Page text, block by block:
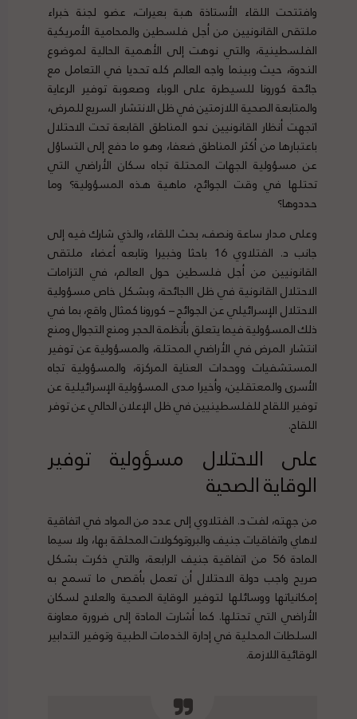
وافتتحت اللقاء الأستاذة هبة بعيرات، عضو لجنة خبراء
ملتقى القانونيين من أجل فلسطين والمحامية الأمريكية
الفلسطينية، والتي نوهت إلى الأهمية الحالية لموضوع
الندوة، حيث وبينما واجه العالم كله تحديا في التعامل مع
جائحة كورونا للسيطرة على الوباء وصعوبة توفير الرعاية
والمتابعة الصحية اللازمتين في ظل الانتشار السريع للمرض،
اتجهت أنظار القانونيين نحو المناطق القابعة تحت الاحتلال
باعتبارها من أكثر المناطق ضعفا، وهو ما دفع إلى التساؤل
عن مسؤولية الجهات المحتلة تجاه سكان الأراضي التي
تحتلها في وقت الجوائح، ماهية هذه المسؤولية؟ وما
حددوها؟
وعلى مدار ساعة ونصف، بحث اللقاء، والذي شارك فيه إلى
جانب د. الفتلاوي 16 باحثا وخبيرا وتابعه أعضاء ملتقى
القانونيين من أجل فلسطين حول العالم، في التزامات
الاحتلال القانونية في ظل االجائحة، وبشكل خاص مسؤولية
الاحتلال الإسرائيلي عن الجوائح – كورونا كمثال واقع، بما في
ذلك المسؤولية فيما يتعلق بأنظمة الحجر ومنع التجوال ومنع
انتشار المرض في الأراضي المحتلة، والمسؤولية عن توفير
المستشفيات ووحدات العناية المركزة، والمسؤولية تجاه
الأسرى والمعتقلين، وأخيرا مدى المسؤولية الإسرائيلية عن
توفير اللقاح للفلسطينيين في ظل الإعلان الحالي عن توفر
اللقاح.
على الاحتلال مسؤولية توفير
الوقاية الصحية
من جهته، لفت د. الفتلاوي إلى عدد من المواد في اتفاقية
لاهاي واتفاقيات جنيف والبروتوكولات المحلقة بها، ولا سيما
المادة 56 من اتفاقية جنيف الرابعة، والتي ذكرت بشكل
صريح واجب دولة الاحتلال أن تعمل بأقصى ما تسمح به
إمكانياتها ووسائلها لتوفير الوقاية الصحية والعلاج لسكان
الأراضي التي تحتلها. كما أشارت المادة إلى ضرورة معاونة
السلطات المحلية في إدارة الخدمات الطبية وتوفير التدابير
الوقائية اللازمة.